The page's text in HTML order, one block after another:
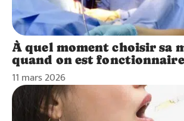
À quel moment choisir sa
quand on est fonctionnaire
11 mars 2026